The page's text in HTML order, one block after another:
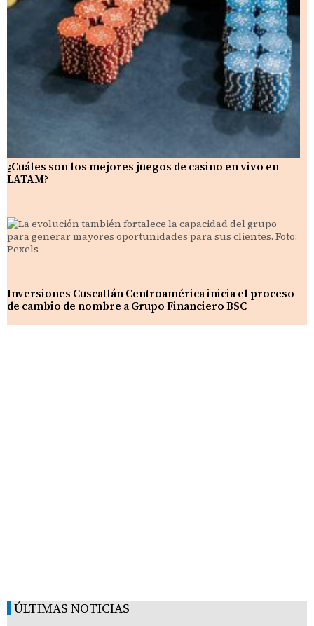
¿Cuáles son los mejores juegos de casino en vivo en
LATAM?
Inversiones Cuscatlán Centroamérica inicia el proceso
de cambio de nombre a Grupo Financiero BSC
ÚLTIMAS NOTICIAS